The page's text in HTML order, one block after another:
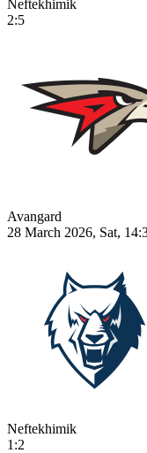
Neftekhimik
2:5
Avangard
28 March 2026, Sat,
Neftekhimik
1:2